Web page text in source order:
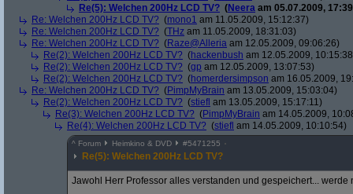
Re(5): Welchen 200Hz LCD TV? (Neera am 05.07.2009,
Re: Welchen 200Hz LCD TV? (mono1 am 11.05.2009, 15:12:37)
Re: Welchen 200Hz LCD TV? (THz am 11.05.2009, 18:31:03)
Re: Welchen 200Hz LCD TV? (Raze@Alleria am 12.05.2009, 09:06:26)
Re(2): Welchen 200Hz LCD TV? (hackenbush am 12.05.2009,
Re(2): Welchen 200Hz LCD TV? (gp am 12.05.2009, 13:07:53)
Re(2): Welchen 200Hz LCD TV? (homerdersimpson am 16.05.2009,
Re: Welchen 200Hz LCD TV? (PimpMyBrain am 13.05.2009, 15:03:04)
Re(2): Welchen 200Hz LCD TV? (stiefl am 13.05.2009, 15:17:11)
Re(3): Welchen 200Hz LCD TV? (PimpMyBrain am 14.05.2009,
Re(4): Welchen 200Hz LCD TV? (stiefl am 14.05.2009, 10:10:54)
^ Forum Heimkino & DVD #5471255
Re(5): Welchen 200Hz LCD TV?
Jawohl Herr Professor alles verstanden und gespeichert...